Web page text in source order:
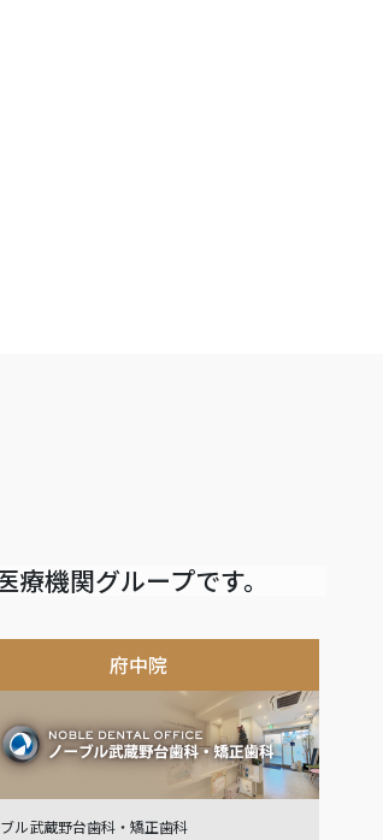
機関グループです。
府中院
ブル武蔵野台歯科・矯正歯科